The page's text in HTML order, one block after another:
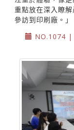
重點放在深入瞭
參訪到印刷廠。」
NO.1074 |